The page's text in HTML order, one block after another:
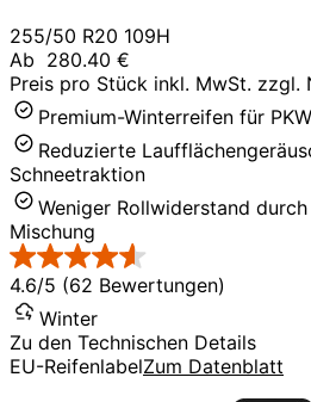
255/50 R20 109H
Ab 280.40 €
Preis pro Stück inkl. MwSt. zzgl.
Premium-Winterreifen für
Reduzierte
Schneetraktion
Weniger Rollwiderstand
Mischung
4.6/5 (62 Bewertungen)
Winter
Zu den Technischen Details
EU-ReifenlabelZum Datenblatt